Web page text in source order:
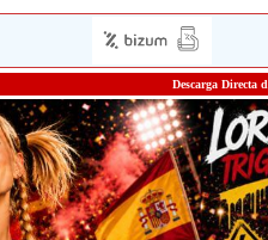
Descarga Directa